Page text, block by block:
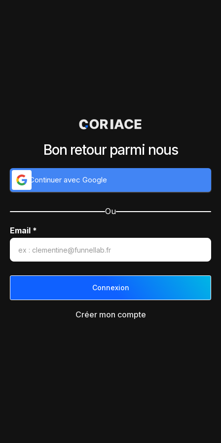
Bon retour parmi nous
Continuer avec Google
Ou
Email *
Créer mon compte